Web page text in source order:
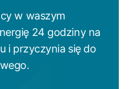
w waszym
24 godziny na
i przyczynia się do